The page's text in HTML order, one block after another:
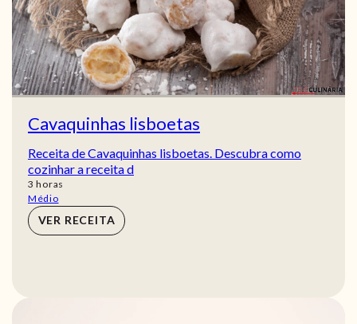
Cavaquinhas lisboetas
Receita de Cavaquinhas lisboetas. Descubra como
cozinhar a receita d
3 horas
horas
Médio
VER RECEITA